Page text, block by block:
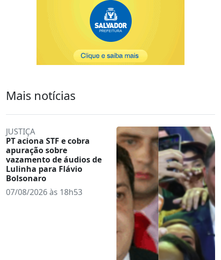
Mais notícias
JUSTIÇA
PT aciona STF e cobra
apuração sobre
vazamento de áudios de
Lulinha para Flávio
Bolsonaro
07/08/2026 às 18h53